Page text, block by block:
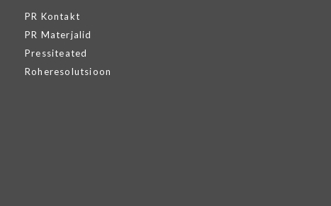
PR Kontakt
PR Materjalid
Pressiteated
Roheresolutsioon